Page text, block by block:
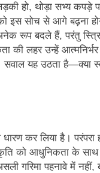
हो, थोड़ा सभ्य कपड़े
इस सोच से आगे बढ़ना
रूप बदले हैं, परंतु
की लहर उन्हें
यह उठता है—क्या
कर लिया है। परंपरा
को आधुनिकता के
गरिमा पहनावे में नहीं,